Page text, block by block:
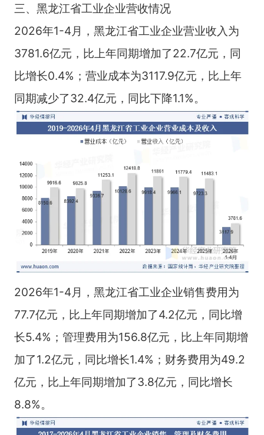
三、黑龙江省工业企业营收情况
2026年1-4月，黑龙江省工业企业营业收入为
3781.6亿元，比上年同期增加了22.7亿元，同
比增长0.4%；营业成本为3117.9亿元，比上年
同期减少了32.4亿元，同比下降1.1%。
2026年1-4月，黑龙江省工业企业销售费用为
77.7亿元，比上年同期增加了4.2亿元，同比增
长5.4%；管理费用为156.8亿元，比上年同期增
加了1.2亿元，同比增长1.4%；财务费用为49.2
亿元，比上年同期增加了3.8亿元，同比增长
8.8%。